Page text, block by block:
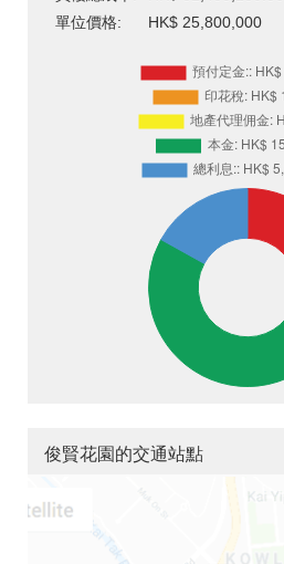
單位價格:
HK$ 25,800,000
俊賢花園的交通站點